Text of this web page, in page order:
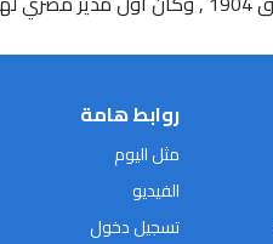
روابط هامة
مثل اليوم
الفيديو
تسجيل دخول